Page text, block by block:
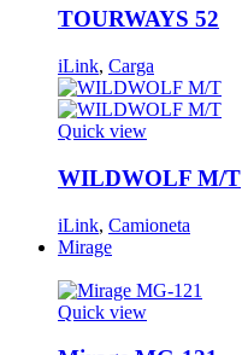
TOURWAYS 52
iLink, Carga
Quick view
WILDWOLF M/T
iLink, Camioneta
Mirage
Quick view